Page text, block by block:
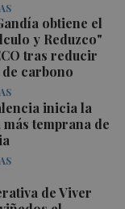
obtiene el
y Reduzco"
tras reducir
carbono
inicia la
temprana de
de Viver